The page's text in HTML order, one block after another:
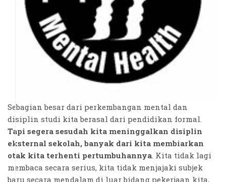
Sebagian besar dari perkembangan mental dan
disiplin studi kita berasal dari pendidikan formal.
Tapi segera sesudah kita meninggalkan disiplin
eksternal sekolah, banyak dari kita membiarkan
otak kita terhenti pertumbuhannya. Kita tidak lagi
membaca secara serius, kita tidak menjajaki subjek
baru secara mendalam di luar bidang pekerjaan kita,